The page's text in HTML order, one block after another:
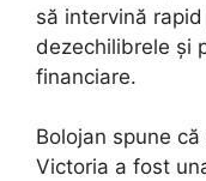
să intervină
dezechilibrele și
financiare.
Bolojan spune
Victoria a fost